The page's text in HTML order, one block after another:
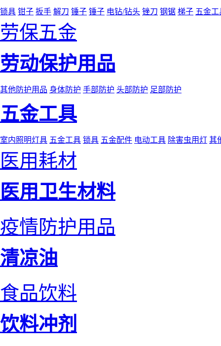
锁具 钳子 扳手 解刀 锤子 锤子 电钻/钻头 锉刀 钢锯 梯子 五金
劳保五金
劳动保护用品
其他防护用品 身体防护 手部防护 头部防护 足部防护
五金工具
室内照明灯具 五金工具 锁具 五金配件 电动工具 除害虫用灯 其
医用耗材
医用卫生材料
疫情防护用品
清凉油
食品饮料
饮料冲剂